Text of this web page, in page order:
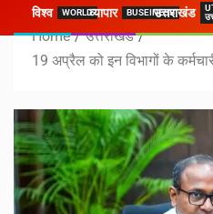
विश्व WORLDव्यापार BUSEINESSउत्तराखंड
Home
उत्तराखंड
19 अप्रैल को इन विभागों के